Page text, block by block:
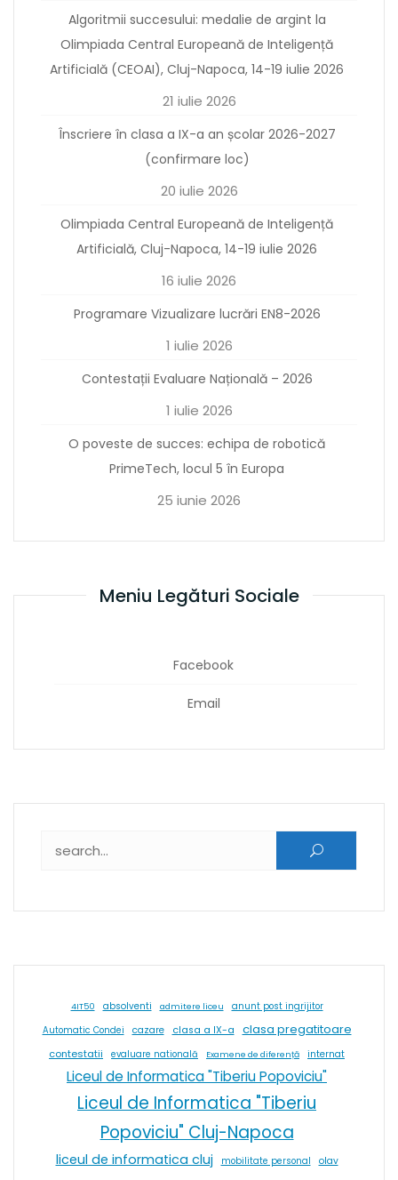
Algoritmii succesului: medalie de argint la
Olimpiada Central Europeană de Inteligență
Artificială (CEOAI), Cluj-Napoca, 14-19 iulie 2026
21 iulie 2026
Înscriere în clasa a IX-a an școlar 2026-2027
(confirmare loc)
20 iulie 2026
Olimpiada Central Europeană de Inteligență
Artificială, Cluj-Napoca, 14-19 iulie 2026
16 iulie 2026
Programare Vizualizare lucrări EN8-2026
1 iulie 2026
Contestații Evaluare Națională – 2026
1 iulie 2026
O poveste de succes: echipa de robotică
PrimeTech, locul 5 în Europa
25 iunie 2026
Meniu Legături Sociale
Facebook
Email
4IT50 absolventi admitere liceu anunt post ingrijitor
Automatic Condei cazare clasa a IX-a clasa pregatitoare
contestatii evaluare natională Examene de diferență internat
Liceul de Informatica "Tiberiu Popoviciu"
Liceul de Informatica "Tiberiu
Popoviciu" Cluj-Napoca
liceul de informatica cluj mobilitate personal
olav